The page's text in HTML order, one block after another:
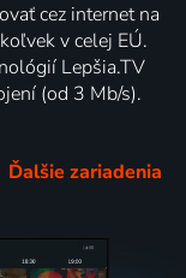
cez internet na
v celej EÚ.
Lepšia.TV
(od 3 Mb/s).
Ďalšie zariadenia